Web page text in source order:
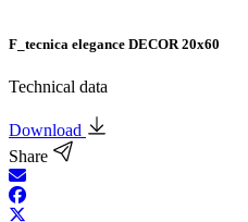
F_tecnica elegance DECOR 20x60
Technical data
Download
Share